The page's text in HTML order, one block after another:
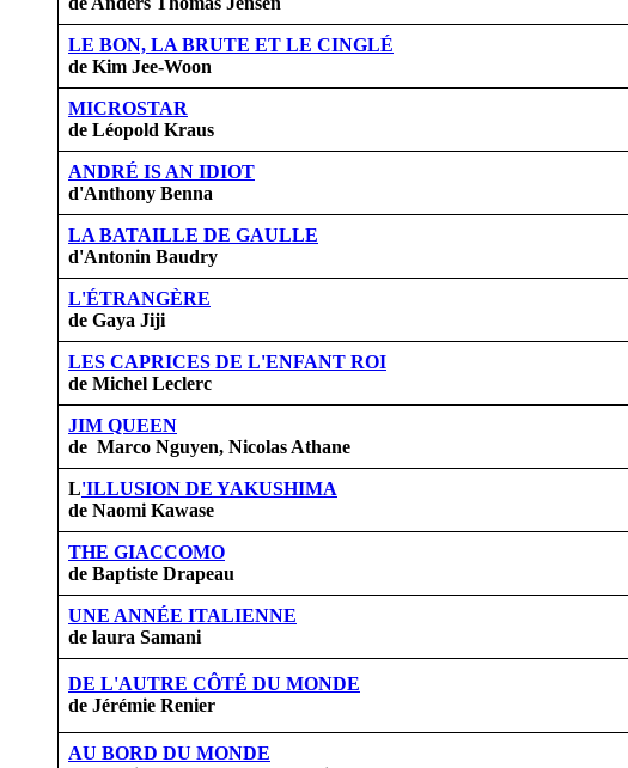
LE BON, LA BRUTE ET LE CINGLÉ
de Kim Jee-Woon
MICROSTAR
de Léopold Kraus
ANDRÉ IS AN IDIOT
d'Anthony Benna
LA BATAILLE DE GAULLE
d'Antonin Baudry
L'ÉTRANGÈRE
de Gaya Jiji
LES CAPRICES DE L'ENFANT ROI
de Michel Leclerc
JIM QUEEN
de Marco Nguyen, Nicolas Athane
L'ILLUSION DE YAKUSHIMA
de Naomi Kawase
THE GIACCOMO
de Baptiste Drapeau
UNE ANNÉE ITALIENNE
de laura Samani
DE L'AUTRE CÔTÉ DU MONDE
de Jérémie Renier
AU BORD DU MONDE